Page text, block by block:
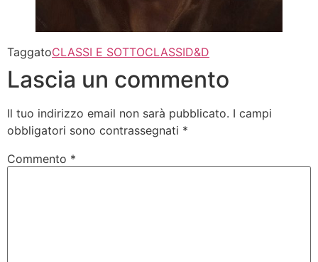
TaggatoCLASSI E SOTTOCLASSID&D
Lascia un commento
Il tuo indirizzo email non sarà pubblicato. I campi
obbligatori sono contrassegnati *
Commento *